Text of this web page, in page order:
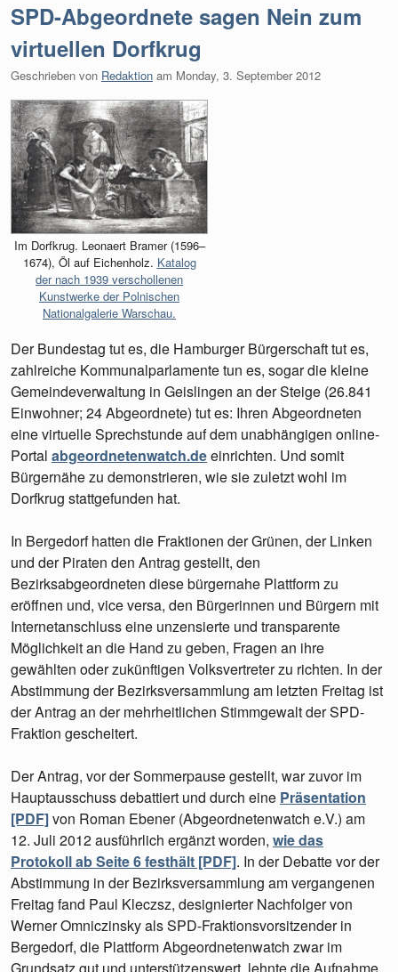
SPD-Abgeordnete sagen Nein zum
virtuellen Dorfkrug
Geschrieben von Redaktion am Monday, 3. September 2012
Im Dorfkrug. Leonaert Bramer (1596–
1674), Öl auf Eichenholz. Katalog
der nach 1939 verschollenen
Kunstwerke der Polnischen
Nationalgalerie Warschau.
Der Bundestag tut es, die Hamburger Bürgerschaft tut es,
zahlreiche Kommunalparlamente tun es, sogar die kleine
Gemeindeverwaltung in Geislingen an der Steige (26.841
Einwohner; 24 Abgeordnete) tut es: Ihren Abgeordneten
eine virtuelle Sprechstunde auf dem unabhängigen online-
Portal abgeordnetenwatch.deeinrichten. Und somit
Bürgernähe zu demonstrieren, wie sie zuletzt wohl im
Dorfkrug stattgefunden hat.
In Bergedorf hatten die Fraktionen der Grünen, der Linken
und der Piraten den Antrag gestellt, den
Bezirksabgeordneten diese bürgernahe Plattform zu
eröffnen und, vice versa, den Bürgerinnen und Bürgern mit
Internetanschluss eine unzensierte und transparente
Möglichkeit an die Hand zu geben, Fragen an ihre
gewählten oder zukünftigen Volksvertreter zu richten. In der
Abstimmung der Bezirksversammlung am letzten Freitag ist
der Antrag an der mehrheitlichen Stimmgewalt der SPD-
Fraktion gescheitert.
Der Antrag, vor der Sommerpause gestellt, war zuvor im
Hauptausschuss debattiert und durch eine Präsentation
[PDF]von Roman Ebener (Abgeordnetenwatch e.V.) am
12. Juli 2012 ausführlich ergänzt worden, wie das
Protokoll ab Seite 6 festhält [PDF]. In der Debatte vor der
Abstimmung in der Bezirksversammlung am vergangenen
Freitag fand Paul Kleczsz, designierter Nachfolger von
Werner Omniczinsky als SPD-Fraktionsvorsitzender in
Bergedorf, die Plattform Abgeordnetenwatch zwar im